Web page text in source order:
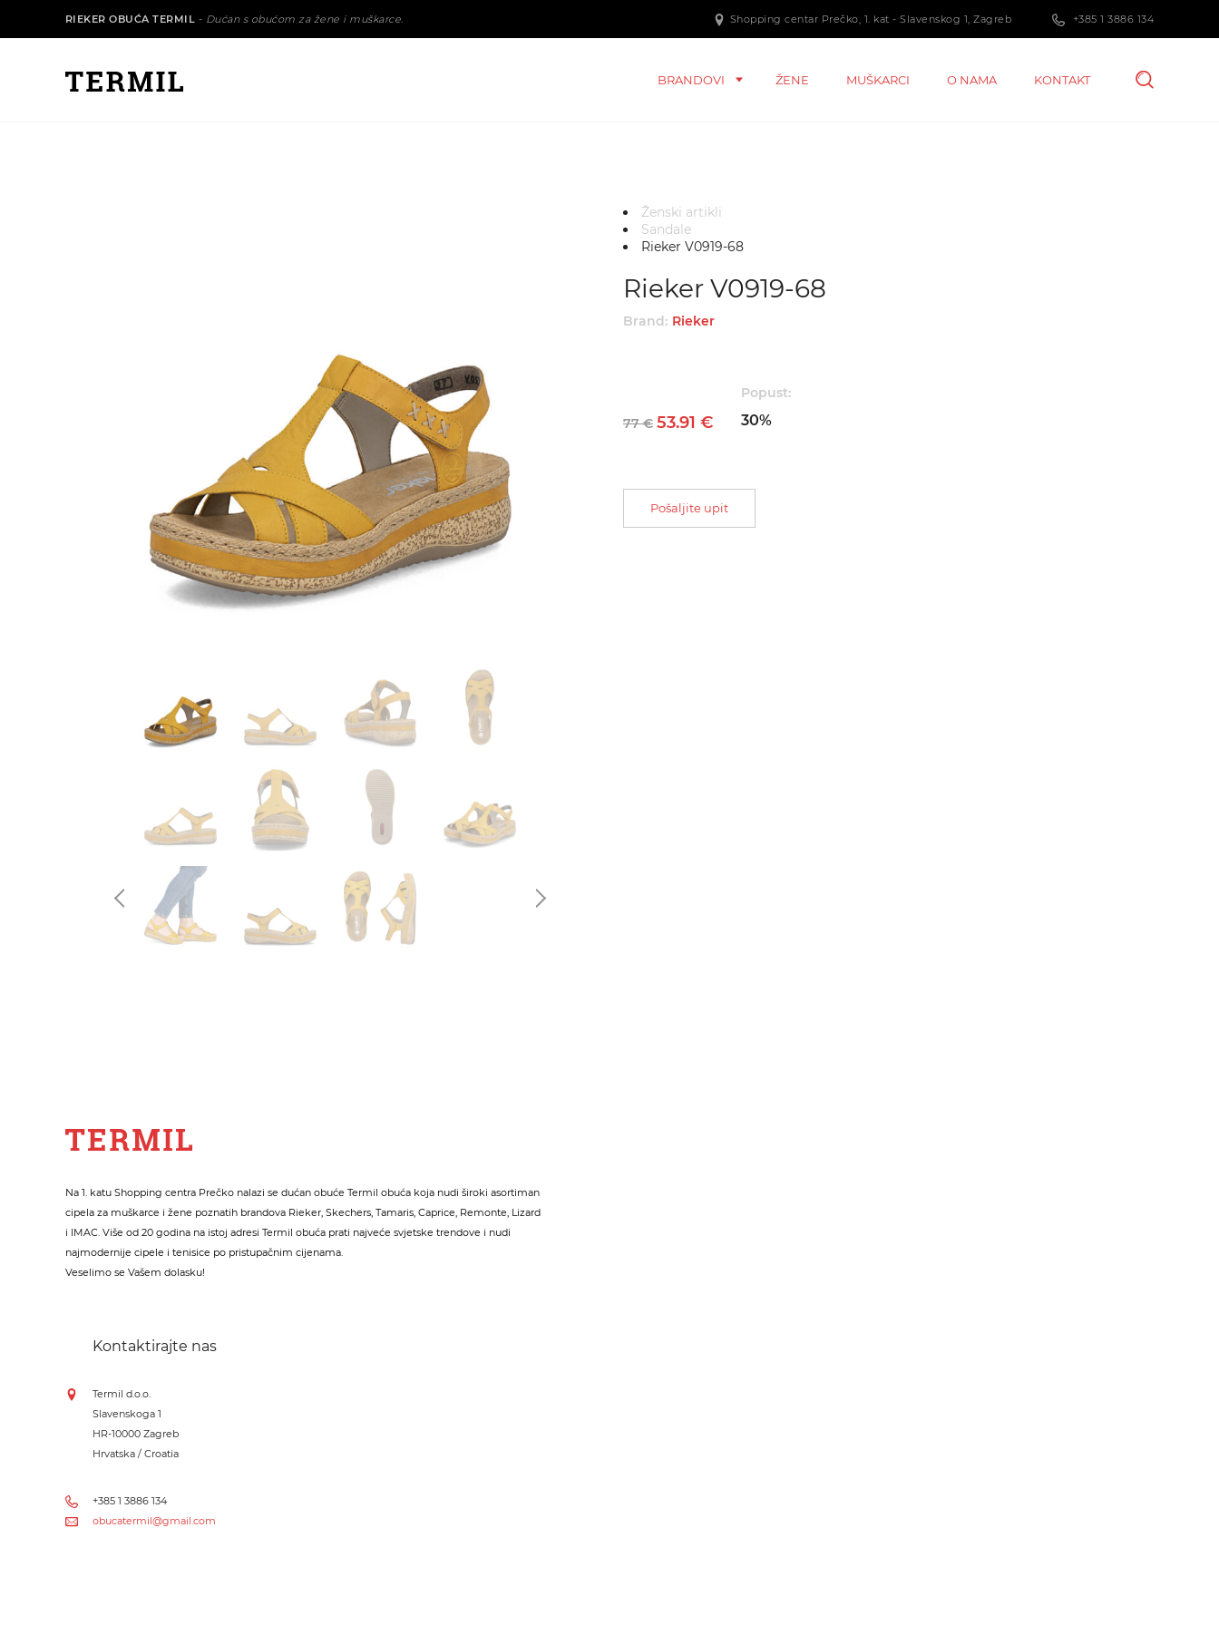
RIEKER OBUĆA TERMIL - Dućan s obućom za žene i muškarce. +385 1 3886 134
Shopping centar Prečko, 1. kat - Slavenskog 1, Zagreb
BRANDOVI ŽENE MUŠKARCI O NAMA KONTAKT
Ženski artikli
Sandale
Rieker V0919-68
Rieker V0919-68
Brand: Rieker
77 € 53.91 €
Popust:
30%
Pošaljite upit
Na 1. katu Shopping centra Prečko nalazi se dućan obuće Termil obuća koja nudi široki asortiman
cipela za muškarce i žene poznatih brandova Rieker, Skechers, Tamaris, Caprice, Remonte, Lizard
i IMAC. Više od 20 godina na istoj adresi Termil obuća prati najveće svjetske trendove i nudi
najmodernije cipele i tenisice po pristupačnim cijenama.
Veselimo se Vašem dolasku!
Kontaktirajte nas
Termil d.o.o.
Slavenskoga 1
HR-10000 Zagreb
Hrvatska / Croatia
+385 1 3886 134
obucatermil@gmail.com